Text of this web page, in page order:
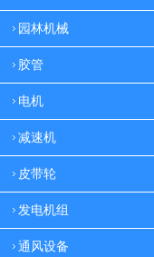
园林机械
胶管
电机
减速机
皮带轮
发电机组
通风设备